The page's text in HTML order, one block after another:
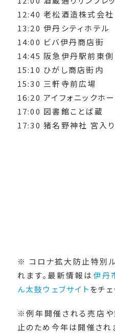
12:40 老松酒造株式会社
13:20 伊丹シティホテル
14:00 ビバ伊丹商店街
14:45 阪急伊丹駅前東側
15:10 ひがし商店街内
15:30 三軒寺前広場
16:20 アイフォニックホ
17:00 図書館ことば蔵
17:30 猪名野神社 宮入り
※ コロナ拡大防止特別
れます。最新情報は伊丹
ん太鼓ウェブサイトをチェ
※例年開催される売店
止のため今年は開催され